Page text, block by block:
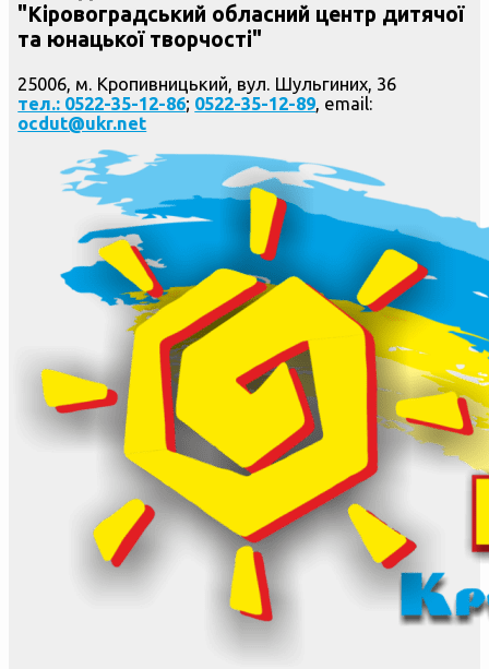
"Кіровоградський обласний центр дитячої
та юнацької творчості"
25006, м. Кропивницький, вул. Шульгиних, 36
тел.: 0522-35-12-86; 0522-35-12-89, email:
ocdut@ukr.net